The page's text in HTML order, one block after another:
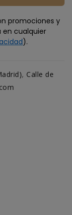
promociones y
en cualquier
).
, Calle de